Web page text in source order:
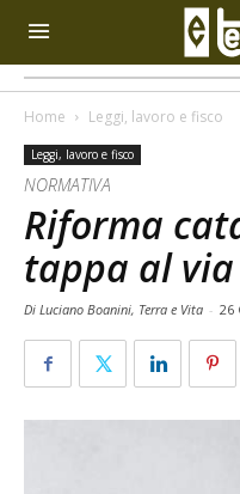
Home Leggi, lavoro e fisco
Leggi, lavoro e fisco
NORMATIVA
Riforma
tappa al via
Di Luciano Boanini, Terra e Vita - 26